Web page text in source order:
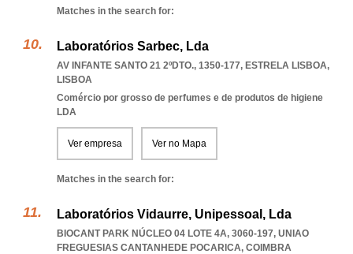
Matches in the search for:
Laboratórios Sarbec, Lda
AV INFANTE SANTO 21 2ºDTO., 1350-177, ESTRELA LISBOA,
LISBOA
Comércio por grosso de perfumes e de produtos de higiene
LDA
Ver empresa Ver no Mapa
Matches in the search for:
Laboratórios Vidaurre, Unipessoal, Lda
BIOCANT PARK NÚCLEO 04 LOTE 4A, 3060-197, UNIAO
FREGUESIAS CANTANHEDE POCARICA, COIMBRA